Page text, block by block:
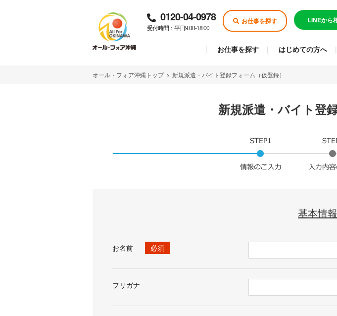
0120-04-0978
受付時間：平日9:00-18:00
お仕事を探す LINEから
お仕事を探す はじめての方へ
オール・フォア沖縄トップ > 新規派遣・バイト登録フォーム（仮登録）
新規派遣・バイト登
基本情
お名前 必須
フリガナ